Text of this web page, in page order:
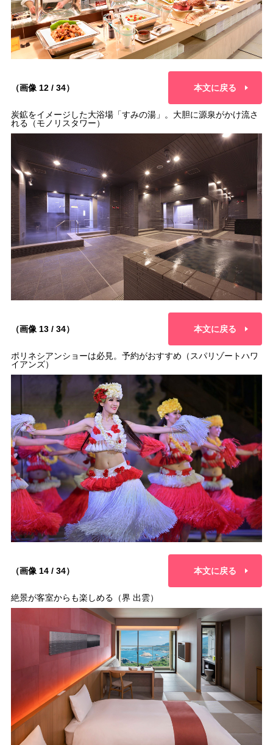
（画像 12 / 34） 本文に戻る
炭鉱をイメージした大浴場「すみの湯」。大胆に源泉がかけ流さ
れる（モノリスタワー）
（画像 13 / 34） 本文に戻る
ポリネシアンショーは必見。予約がおすすめ（スパリゾートハワ
イアンズ）
（画像 14 / 34） 本文に戻る
絶景が客室からも楽しめる（界 出雲）